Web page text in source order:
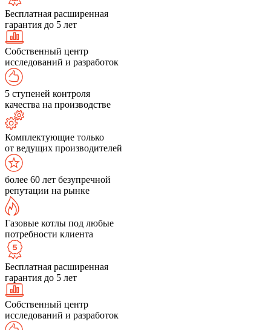
Бесплатная расширенная
гарантия до 5 лет
Собственный центр
исследований и разработок
5 ступеней контроля
качества на производстве
Комплектующие только
от ведущих производителей
более 60 лет безупречной
репутации на рынке
Газовые котлы под любые
потребности клиента
Бесплатная расширенная
гарантия до 5 лет
Собственный центр
исследований и разработок